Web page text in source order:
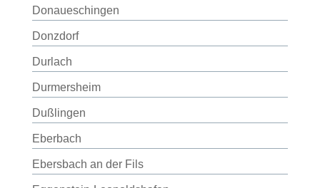
Donaueschingen
Donzdorf
Durlach
Durmersheim
Dußlingen
Eberbach
Ebersbach an der Fils